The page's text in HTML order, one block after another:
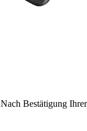
Nach Bestätigung Ihrer